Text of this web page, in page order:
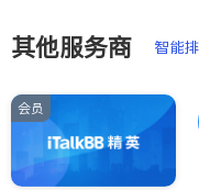
其他服务商 智能
会员